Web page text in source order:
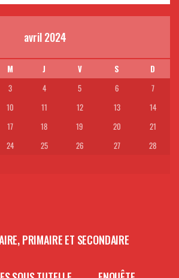
avril 2024
M J V S
D
3 4 5 6
7
10 11 12 13
14
17 18 19 20
21
24 25 26 27
28
PRIMAIRE ET SECONDAIRE